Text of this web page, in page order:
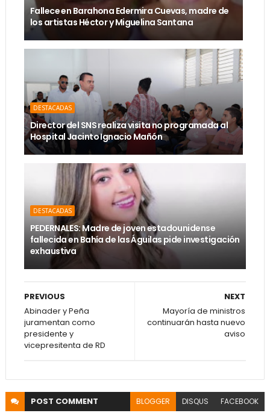
Fallece en Barahona Edermira Cuevas, madre de
los artistas Héctor y Miguelina Santana
DESTACADAS
Director del SNS realiza visita no programada al
Hospital Jacinto Ignacio Mañón
DESTACADAS
PEDERNALES: Madre de joven estadounidense
fallecida en Bahía de las Águilas pide investigación
exhaustiva
NEXT
Mayoría de ministros
continuarán hasta nuevo
aviso
PREVIOUS
Abinader y Peña
juramentan como
presidente y
vicepresitenta de RD
POST COMMENT BLOGGER DISQUS FACEBOOK